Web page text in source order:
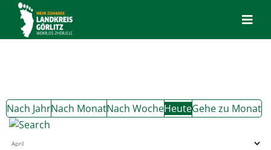
Nach JahrNach MonatNach WocheHeuteGehe zu Monat